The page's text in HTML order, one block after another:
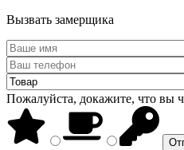
Вызвать замерщика
Пожалуйста, докажите, что вы